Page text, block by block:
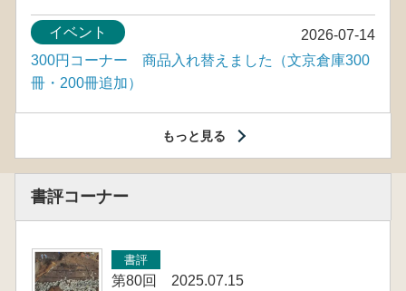
2026-07-14
イベント
300円コーナー 商品入れ替えました（文京倉庫300
冊・200冊追加）
もっと見る
書評コーナー
書評
第80回 2025.07.15